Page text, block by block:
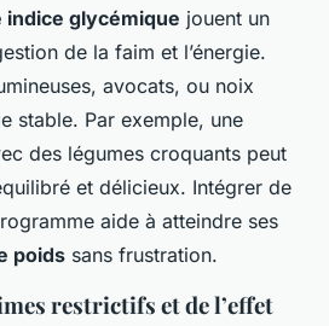
indice glycémique jouent un
de la faim et l’énergie.
avocats, ou noix
stable. Par exemple, une
des légumes croquants peut
et délicieux. Intégrer de
aide à atteindre ses
poids sans frustration.
restrictifs et de l’effet